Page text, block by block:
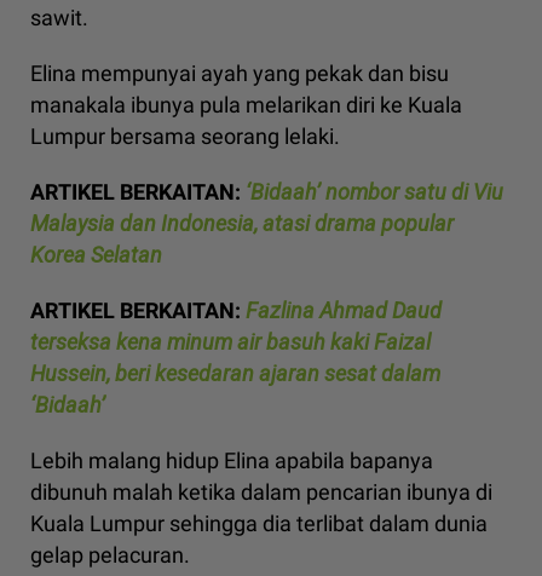
sawit.
Elina mempunyai ayah yang pekak dan bisu
manakala ibunya pula melarikan diri ke Kuala
Lumpur bersama seorang lelaki.
ARTIKEL BERKAITAN: ‘Bidaah’ nombor satu di Viu
Malaysia dan Indonesia, atasi drama popular
Korea Selatan
ARTIKEL BERKAITAN: Fazlina Ahmad Daud
terseksa kena minum air basuh kaki Faizal
Hussein, beri kesedaran ajaran sesat dalam
‘Bidaah’
Lebih malang hidup Elina apabila bapanya
dibunuh malah ketika dalam pencarian ibunya di
Kuala Lumpur sehingga dia terlibat dalam dunia
gelap pelacuran.